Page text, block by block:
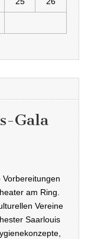
Gala
am Ring.
Vereine
Saarlouis